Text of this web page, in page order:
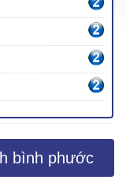
bình phước